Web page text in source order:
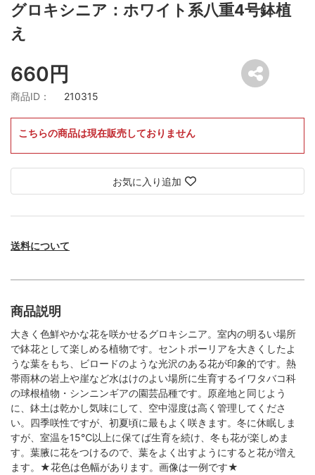
グロキシニア：ホワイト系八重4号鉢植
え
660円
商品ID： 210315
こちらの商品は現在販売しておりません
お気に入り追加
送料について
商品説明
大きく色鮮やかな花を咲かせるグロキシニア。室内の明るい場所
で鉢花として楽しめる植物です。セントポーリアを大きくしたよ
うな葉をもち、ビロードのような光沢のある花が印象的です。熱
帯雨林の岩上や崖など水はけのよい場所に生育するイワタバコ科
の球根植物・シンニンギアの園芸品種です。原産地と同じよう
に、鉢土は乾かし気味にして、空中湿度は高く管理してくださ
い。四季咲性ですが、初夏頃に最もよく咲きます。冬に休眠しま
すが、室温を15℃以上に保てば生育を続け、冬も花が楽しめま
す。葉腋に花をつけるので、葉をよく出すようにすると花が増え
ます。★花色は色幅があります。画像は一例です★